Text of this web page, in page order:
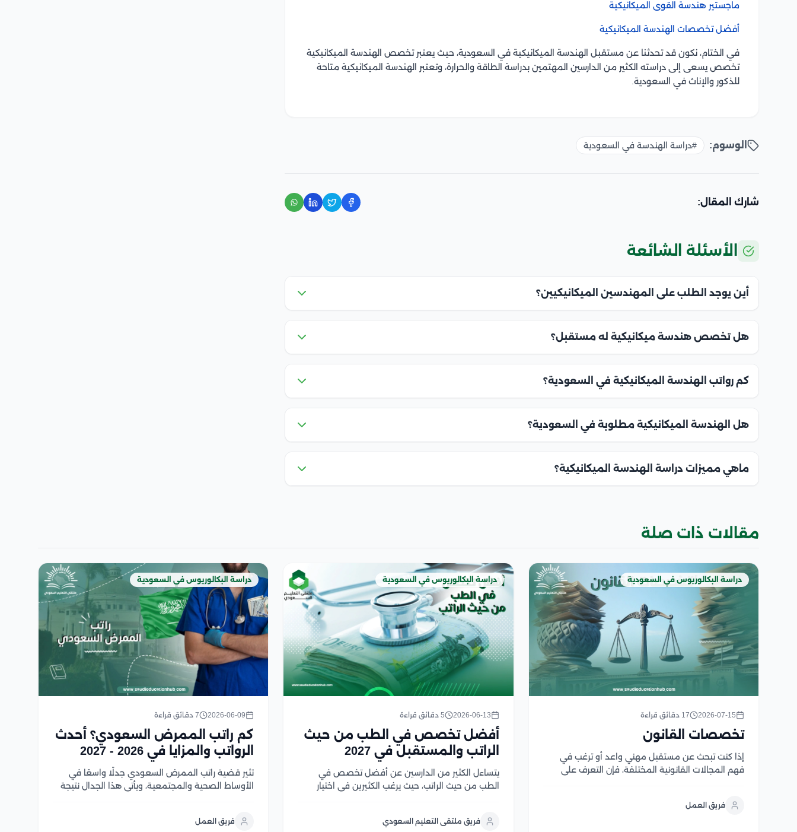
ماجستير هندسة القوى الميكانيكية
أفضل تخصصات الهندسة الميكانيكية
في الختام، نكون قد تحدثنا عن مستقبل الهندسة الميكانيكية في السعودية، حيث يعتبر تخصص الهندسة الميكانيكية
تخصص يسعى إلى دراسته الكثير من الدارسين المهتمين بدراسة الطاقة والحرارة، وتعتبر الهندسة الميكانيكية متاحة
للذكور والإناث في السعودية.
الوسوم: #دراسة الهندسة في السعودية
شارك المقال:
الأسئلة الشائعة
أين يوجد الطلب على المهندسين الميكانيكيين؟
هل تخصص هندسة ميكانيكية له مستقبل؟
كم رواتب الهندسة الميكانيكية في السعودية؟
هل الهندسة الميكانيكية مطلوبة في السعودية؟
ماهي مميزات دراسة الهندسة الميكانيكية؟
مقالات ذات صلة
دراسة البكالوريوس في السعودية
2026-07-15 17 دقائق قراءة
تخصصات القانون
إذا كنت تبحث عن مستقبل مهني واعد أو ترغب في
فهم المجالات القانونية المختلفة، فإن التعرف على
تلبي احتياجات متنوعة وتفتح أبواب واسعة للعمل...
فريق العمل
دراسة البكالوريوس في السعودية
2026-06-13 5 دقائق قراءة
أفضل تخصص في الطب من حيث
الراتب والمستقبل في 2027
يتساءل الكثير من الدارسين عن أفضل تخصص في
الطب من حيث الراتب، حيث يرغب الكثيرين في اختيار
الأخذ في الاعتبار أن تحديد إحدى التخصصات...
فريق ملتقى التعليم السعودي
دراسة البكالوريوس في السعودية
2026-06-09 7 دقائق قراءة
كم راتب الممرض السعودي؟ أحدث
الرواتب والمزايا في 2026 - 2027
تثير قضية راتب الممرض السعودي جدلًا واسعًا في
الأوساط الصحية والمجتمعية، ويأتي هذا الجدال نتيجة
تؤثر عليه منها، سنوات الخبرة والمؤهل العلمي
فريق العمل